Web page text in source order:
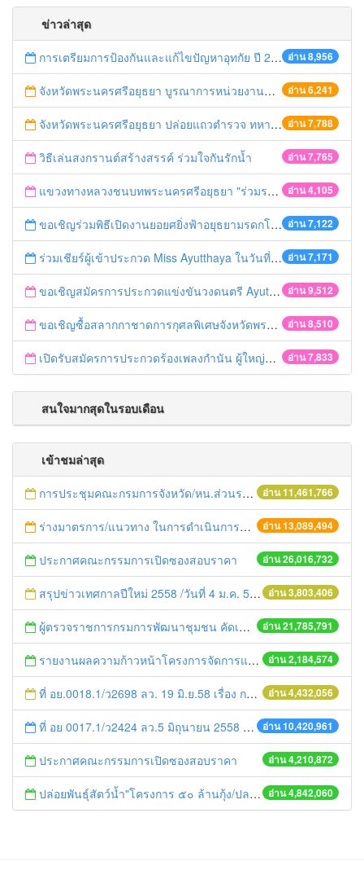
ข่าวล่าสุด
อ่าน 8,956
การเตรียมการป้องกันและแก้ไขปัญหาอุทกัย ปี 2561
อ่าน 6,241
จังหวัดพระนครศรีอยุธยา บูรณาการหน่วยงานที่เกี่ยวข้อง ลงพื้นที่จัดระเบียบและดำเนินมาตรการตามบทลงโทษสูงสุดกับผู้ประกอบการร้านค้าที่ยังฝ่าฝืนตั้งร้านค้ารุกล้ำเขตพื้นที่ทางหลวง เตรียมความปลอดภัยก่อนเทศกาลสงกรานต์
อ่าน 7,788
จังหวัดพระนครศรีอยุธยา ปล่อยแถวตำรวจ ทหาร ฝ่ายปกครอง กว่า 100 นาย ตรวจเข้มท่ารถสาธารณะ สถานีขนส่งรถโดยสาร วินรถตู้ และสถานีรถไฟ เตรียมรับมือเทศกาลสงกรานต์
อ่าน 7,765
วิธีเล่นสงกรานต์สร้างสรรค์ ร่วมใจกันรักน้ำ
อ่าน 4,105
แขวงทางหลวงชนบทพระนครศรีอยุธยา "ร่วมรณรงค์ ขับช้า เปิดไฟหน้า คาดเข็มขัด" เทศกาลสงกรานต์ ปี 2561
อ่าน 7,122
ขอเชิญร่วมพิธีเปิดงานยอยศยิ่งฟ้าอยุธยามรดกโลก
อ่าน 7,171
ร่วมเชียร์ผู้เข้าประกวด Miss Ayutthaya ในวันที่ 15 ธันวาคม 2560
อ่าน 9,512
ขอเชิญสมัครการประกวดแข่งขันวงดนตรี Ayutthaya battle of the bands
อ่าน 8,510
ขอเชิญซื้อสลากกาชาดการกุศลพิเศษจังหวัดพระนครศรีอยุธยา 2560
อ่าน 7,833
เปิดรับสมัครการประกวดร้องเพลงกำนัน ผู้ใหญ่บ้าน ฯลฯ
สนใจมากสุดในรอบเดือน
เข้าชมล่าสุด
อ่าน 11,461,766
การประชุมคณะกรมการจังหวัด/หน.ส่วนราชการประจำเดือน มิถุนายน 2558
อ่าน 13,089,494
ร่างมาตรการ/แนวทาง ในการดำเนินการประกอบการตรวจราชการแบบบูรณาการ
อ่าน 26,016,732
ประกาศคณะกรรมการเปิดซองสอบราคา
อ่าน 3,803,406
สรุปข่าวเทศกาลปีใหม่ 2558 /วันที่ 4 ม.ค. 58
อ่าน 21,785,791
ผู้ตรวจราชการกรมการพัฒนาชุมชน คัดเลือกข้าราชการและลูกจ้างดีเด่น และหน่วยงานพัฒนาชุมชนใสสะอาด ประจำปี ๒๕๕๔
อ่าน 2,184,574
รายงานผลความก้าวหน้าโครงการจัดการแก้ไขปัญหาขยะ สัปดาห์ที่ 9/2558
อ่าน 4,432,056
ที่ อย.0018.1/ว2698 ลว. 19 มิ.ย.58 เรื่อง การแก้ไขปัญหาหนี้สินให้แก่เกษตรกร
อ่าน 10,420,961
ที่ อย 0017.1/ว2424 ลว.5 มิถุนายน 2558 เรื่อง แจ้งกำหนดตรวจประเมินและให้คะแนนหน่วยงานที่สมัครเข้าร่วมโครงการพัฒนาหน่วยงานต้นแบบในการจัดตั้งศูนย์ข้อมูลข่าวสารของราชการฯ ประจำปีงบประมาณ พ.ศ. 2558
อ่าน 4,210,872
ประกาศคณะกรรมการเปิดซองสอบราคา
อ่าน 4,842,060
ปล่อยพันธุ์สัตว์น้ำ"โครงการ ๕๐ ล้านกุ้ง/ปลา ฟื้นชีวิตใหม่ให้เจ้าพระยา